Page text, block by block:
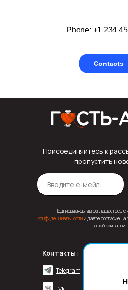
Phone: +1 234
Contacts
Присоединяйтесь к
пропустить
Подписываясь, вы соглашаетесь с
конфиденциальностии даете согласие на
нашей компании.
Контакты:
Telegram